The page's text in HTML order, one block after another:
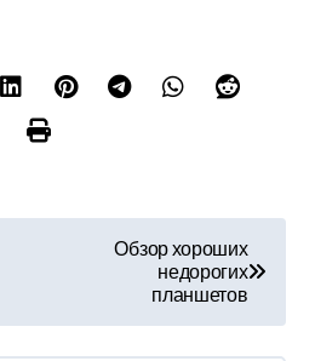
Обзор хороших
недорогих
планшетов